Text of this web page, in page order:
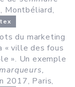
Montbéliard,
du marketing
« ville des fous
». Un exemple
2017, Paris,